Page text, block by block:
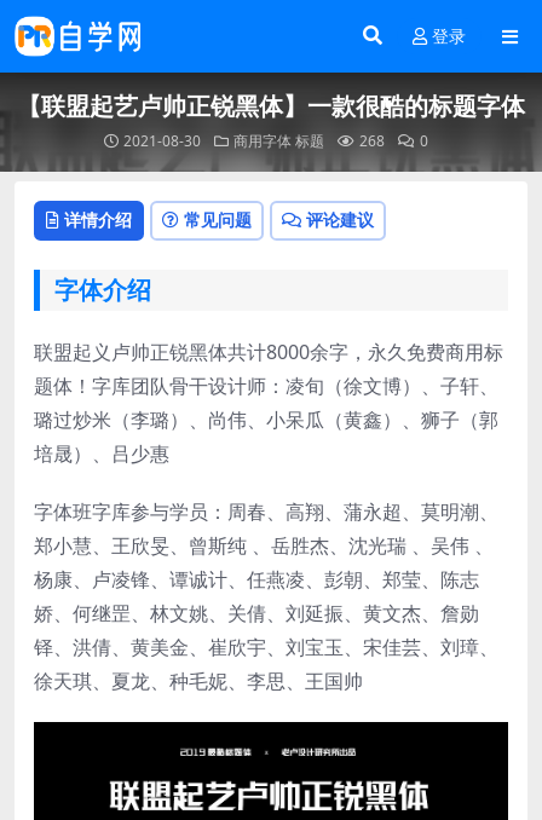
登录
【联盟起艺卢帅正锐黑体】一款很酷的标题字体
2021-08-30 商用字体标题 268 0
详情介绍 常见问题 评论建议
字体介绍
联盟起义卢帅正锐黑体共计8000余字，永久免费商用标
题体！字库团队骨干设计师：凌旬（徐文博）、子轩、
璐过炒米（李璐）、尚伟、小呆瓜（黄鑫）、狮子（郭
培晟）、吕少惠
字体班字库参与学员：周春、高翔、蒲永超、莫明潮、
郑小慧、王欣旻、曾斯纯 、岳胜杰、沈光瑞 、吴伟 、
杨康、卢凌锋、谭诚计、任燕凌、彭朝、郑莹、陈志
娇、何继罡、林文姚、关倩、刘延振、黄文杰、詹勋
铎、洪倩、黄美金、崔欣宇、刘宝玉、宋佳芸、刘璋、
徐天琪、夏龙、种毛妮、李思、王国帅